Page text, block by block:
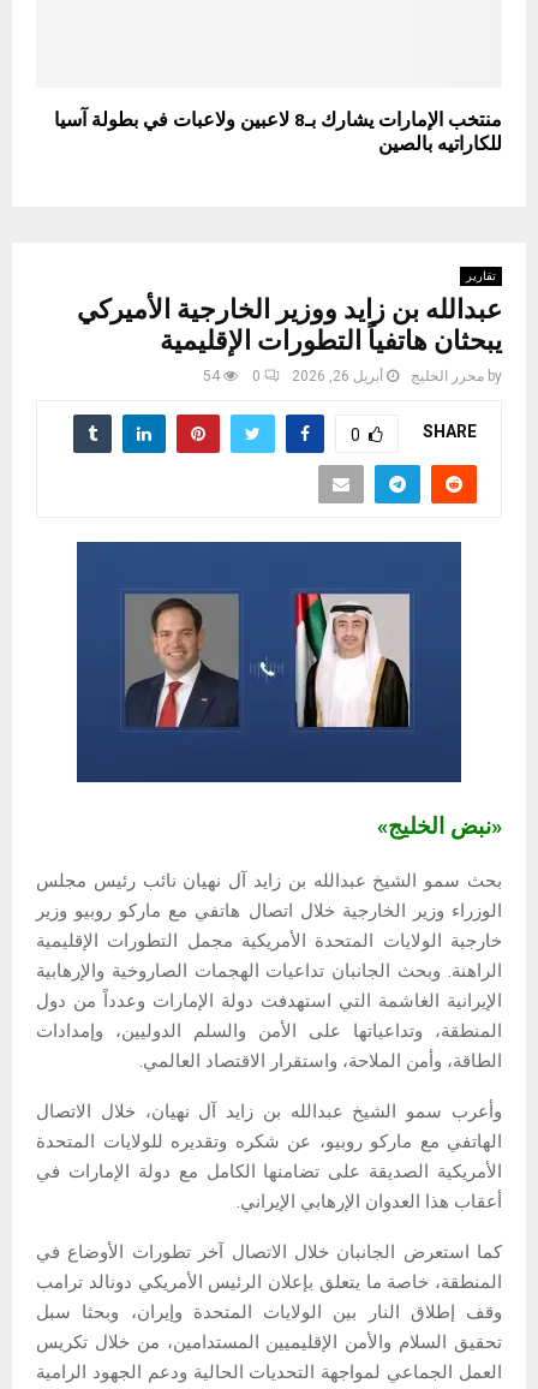
منتخب الإمارات يشارك بـ8 لاعبين ولاعبات في بطولة آسيا
للكاراتيه بالصين
تقارير
عبدالله بن زايد ووزير الخارجية الأميركي
يبحثان هاتفياً التطورات الإقليمية
by محرر الخليج أبريل 26, 2026 0
54
SHARE
0
«نبض الخليج»
بحث سمو الشيخ عبدالله بن زايد آل نهيان نائب رئيس مجلس
الوزراء وزير الخارجية خلال اتصال هاتفي مع ماركو روبيو وزير
خارجية الولايات المتحدة الأمريكية مجمل التطورات الإقليمية
الراهنة. وبحث الجانبان تداعيات الهجمات الصاروخية والإرهابية
الإيرانية الغاشمة التي استهدفت دولة الإمارات وعدداً من دول
المنطقة، وتداعياتها على الأمن والسلم الدوليين، وإمدادات
الطاقة، وأمن الملاحة، واستقرار الاقتصاد العالمي.
وأعرب سمو الشيخ عبدالله بن زايد آل نهيان، خلال الاتصال
الهاتفي مع ماركو روبيو، عن شكره وتقديره للولايات المتحدة
الأمريكية الصديقة على تضامنها الكامل مع دولة الإمارات في
أعقاب هذا العدوان الإرهابي الإيراني.
كما استعرض الجانبان خلال الاتصال آخر تطورات الأوضاع في
المنطقة، خاصة ما يتعلق بإعلان الرئيس الأمريكي دونالد ترامب
وقف إطلاق النار بين الولايات المتحدة وإيران، وبحثا سبل
تحقيق السلام والأمن الإقليميين المستدامين، من خلال تكريس
العمل الجماعي لمواجهة التحديات الحالية ودعم الجهود الرامية